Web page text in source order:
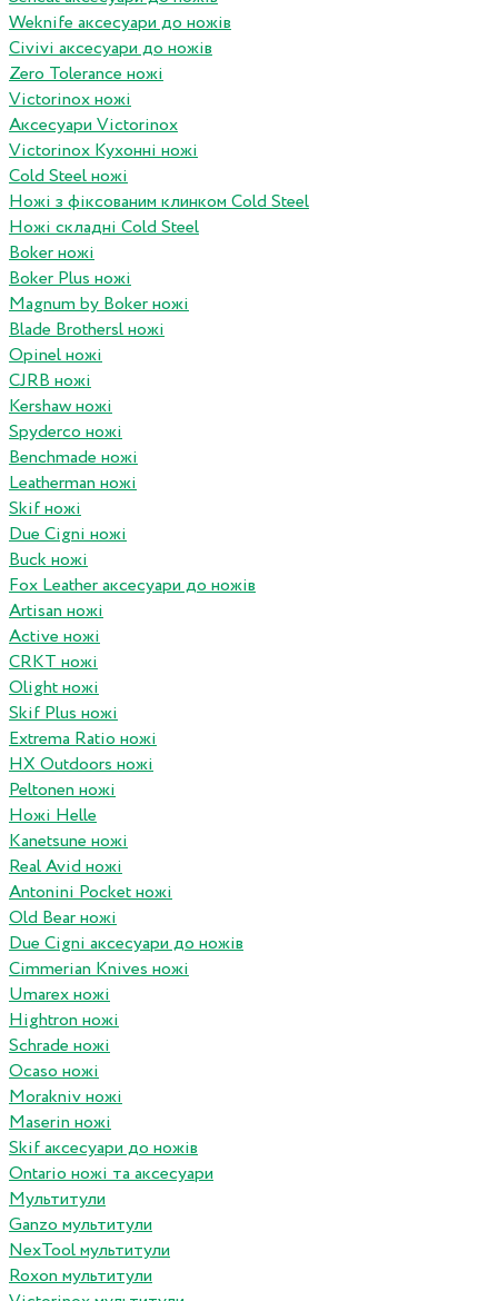
Weknife аксесуари до ножів
Civivi аксесуари до ножів
Zero Tolerance ножі
Victorinox ножі
Аксесуари Victorinox
Victorinox Кухонні ножі
Cold Steel ножі
Ножі з фіксованим клинком Cold Steel
Ножі складні Cold Steel
Boker ножі
Boker Plus ножі
Magnum by Boker ножі
Blade Brothersl ножі
Opinel ножі
CJRB ножі
Kershaw ножі
Spyderco ножі
Benchmade ножі
Leatherman ножі
Skif ножі
Due Cigni ножі
Buck ножі
Fox Leather аксесуари до ножів
Artisan ножі
Active ножі
CRKT ножі
Olight ножі
Skif Plus ножі
Extrema Ratio ножі
HX Outdoors ножі
Peltonen ножі
Ножі Helle
Kanetsune ножі
Real Avid ножі
Antonini Pocket ножі
Old Bear ножі
Due Cigni аксесуари до ножів
Cimmerian Knives ножі
Umarex ножі
Hightron ножі
Schrade ножі
Ocaso ножі
Morakniv ножі
Maserin ножі
Skif аксесуари до ножів
Ontario ножі та аксесуари
Мультитули
Ganzo мультитули
NexTool мультитули
Roxon мультитули